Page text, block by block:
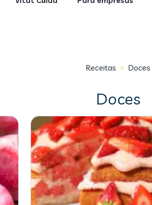
Receitas > Doces
Doces